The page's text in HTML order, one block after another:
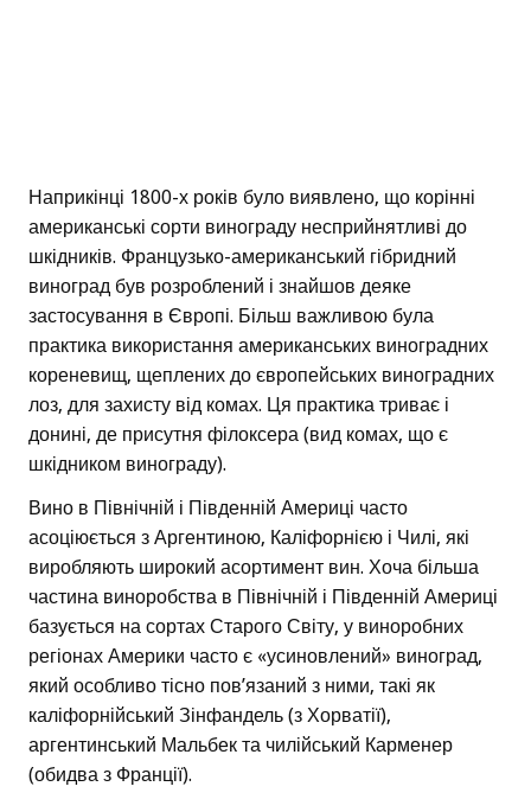
Наприкінці 1800-х років було виявлено, що корінні
американські сорти винограду несприйнятливі до
шкідників. Французько-американський гібридний
виноград був розроблений і знайшов деяке
застосування в Європі. Більш важливою була
практика використання американських виноградних
кореневищ, щеплених до європейських виноградних
лоз, для захисту від комах. Ця практика триває і
донині, де присутня філоксера (вид комах, що є
шкідником винограду).
Вино в Північній і Південній Америці часто
асоціюється з Аргентиною, Каліфорнією і Чилі, які
виробляють широкий асортимент вин. Хоча більша
частина виноробства в Північній і Південній Америці
базується на сортах Старого Світу, у виноробних
регіонах Америки часто є «усиновлений» виноград,
який особливо тісно пов’язаний з ними, такі як
каліфорнійський Зінфандель (з Хорватії),
аргентинський Мальбек та чилійський Карменер
(обидва з Франції).